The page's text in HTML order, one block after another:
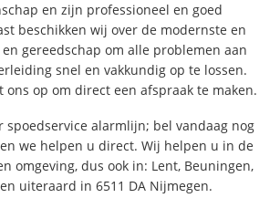
en zijn professioneel en goed
beschikken wij over de modernste en
gereedschap om alle problemen aan
snel en vakkundig op te lossen.
ons op om direct een afspraak te maken.
spoedservice alarmlijn; bel vandaag nog
en we helpen u direct. Wij helpen u in de
omgeving, dus ook in: Lent, Beuningen,
uiteraard in 6511 DA Nijmegen.